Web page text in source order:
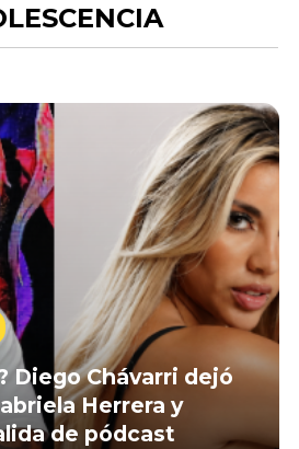
Diego Chávarri dejó
Herrera y
de pódcast